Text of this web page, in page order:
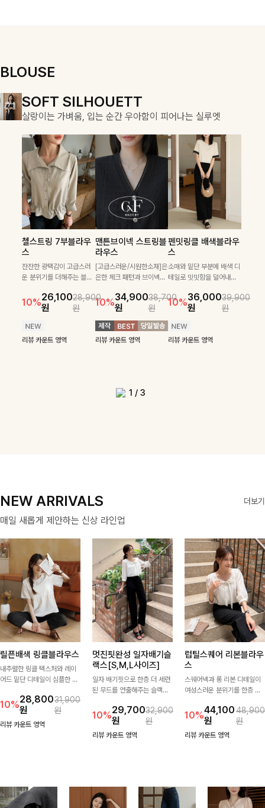
BLOUSE
SOFT SILHOUETT
살랑이는 가벼움, 입는 순간 우아함이 피어나는 실루엣
첼스트링 7부블라우
스
잔잔한 광택감이 고급스러
운 분위기를 더해주는 블라
프릴 밑단이 자연스럽게 실
루엣을 살려주며, 여유로운
스러운 무드를 완성해준답
니다 🤍
10%26,100
원
28,900
원
리뷰 카운트 영역
맨튼브이넥 스트링블
라우스
[고급스러운/시원한소재]은
은한 체크 패턴과 브이넥으
로 고급스러운 디테일을 넣
었으며 밑단스트링으로 핏
을 더욱 깔끔하게 잡아주는
블라우스예요 :)
10%34,900
원
38,700
원
리뷰 카운트 영역
펜밋링클 배색블라우
스
소매와 밑단 부분에 배색 디
테일로 밋밋함을 덜어내고
클 소재로 구김 걱정없이 즐
길 수 있는 블라우스랍니
10%36,000
원
39,900
원
리뷰 카운트 영역
COZY ESSENTIAL
매일의 일상을 부드럽게 감싸줄 니트 컬렉션
켐펜던트 꽈배기니트
꽈배기 짜임에 미니 펜던트
로 센스있는 아웃핏을 완성
해주는 반팔니트예요- 소프
방 소재로 누구나 부담없이
입기 좋아요
15%원
원
리뷰 카운트 영역
칠스트라이프 카라7
부니트
[골드버튼/클래식무드🤍]
스트라이프 패턴으로 데일
이템입니다 카라넥 디자인
으로 깔끔한 이미지로 만들
어 주는 7부 니트입니다 ~
10%31,900
원
35,400
원
리뷰 카운트 영역
폴딘울 골지유넥니트
[여리핏/가벼운착용감]은은
하게 더해진 울 함유 소재로
포근하면서도 가볍게 착용
짜임 디테일이 슬림한 실루
엣을 연출해주며, 부드러운
로 즐기기 좋답니다🤍
10%원
원
리뷰 카운트 영역
DOUBLE THE JOY
함께할 때 더욱 완벽한, 합리적인 선택으로 채우는 즐거움
필첸체크 스트링블라
우스+플레어스커트
SET
[활용도 좋은 투피스]은은한
체크 패턴과 허리 스트링 디
테일이 어우러진 투피스 세트
입니다. 여유로운 상의와 풍
성하게 퍼지는 롱스커트가 자
연스러운 체형 커버는 물론,
단품으로도 다양하게 활용하
42,900
원
49,800
캠릿리본 뷔스티에원
피스+티셔츠SET
[여름코디추천👍]뷔스티에
원피스와 티셔츠가 세트로 구
성되어 코디 고민 없이 완성
도 높은 스타일링을 연출해주
는 아이템 🤍 레이어드한 듯
센스 있는 무드로 데일리하게
편안하게 즐기기 좋아요 ✨
14%39,900
원
46,300
원
리뷰 카운트 영역
테킷미 레터링티셔츠
+반바지SET
[데일리부터 여행룩까지]감
각적인 레터링 티셔츠와 플레
어 핏 반바지가 함께 구성된
세트 아이템으로, 편안하면서
도 캐주얼한 꾸안꾸룩을 완성
해드립니다 ✨🩵
18%29,900
원
36,400
원
리뷰 카운트 영역
1 / 3
NEW ARRIVALS 더보기
매일 새롭게 제안하는 신상 라인업
릴픈배색 링클블라우스
내추럴한 링클 텍스처와 레이
어드 밑단 디테일이 심플한 디
볍게 툭 입기만 해도 멋스러운
스타일을 완성해드려요- 여유
로운 핏으로 군살은 자연스럽
10%28,800
원
31,900
원
리뷰 카운트 영역
멋진핏완성 일자배기슬
랙스[S,M,L사이즈]
일자 배기핏으로 한층 더 세련
된 무드를 연출해주는 슬랙스
장으로 상의를 어떤 스타일과
매치해도 멋스럽게 완성돼요.
10%29,700
원
32,900
원
리뷰 카운트 영역
럽틸스퀘어 리본블라우
스
스퀘어넥과 롱 리본 디테일이
여성스러운 분위기를 한층 더
스럽게 잡힌 셔링과 봉긋한 소
매가 여리한 실루엣을 연출해
특별한 날은 물론 데일리룩으
10%44,100
원
48,900
원
리뷰 카운트 영역